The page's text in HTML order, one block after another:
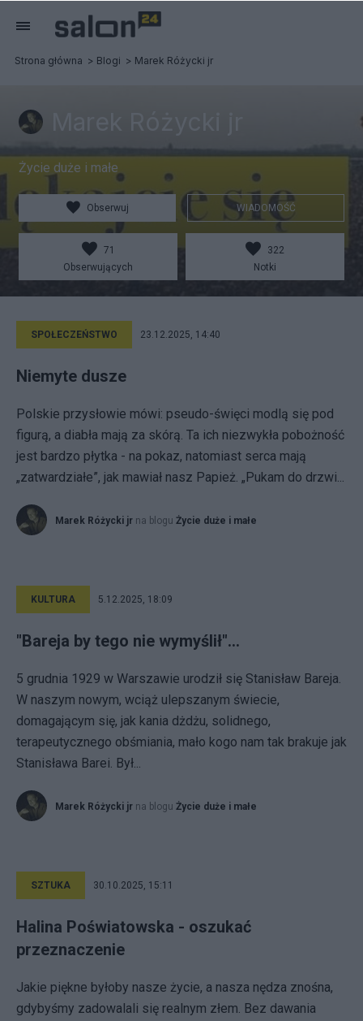
Strona główna Blogi Marek Różycki jr
Życie duże i małe
Obserwuj WIADOMOŚĆ
71
Obserwujących
322
Notki
SPOŁECZEŃSTWO 23.12.2025, 14:40
Niemyte dusze
Polskie przysłowie mówi: pseudo-święci modlą się pod
figurą, a diabła mają za skórą. Ta ich niezwykła pobożność
jest bardzo płytka - na pokaz, natomiast serca mają
„zatwardziałe”, jak mawiał nasz Papież. „Pukam do drzwi...
Marek Różycki jr na blogu Życie duże i małe
KULTURA 5.12.2025, 18:09
"Bareja by tego nie wymyślił"...
5 grudnia 1929 w Warszawie urodził się Stanisław Bareja.
W naszym nowym, wciąż ulepszanym świecie,
domagającym się, jak kania dżdżu, solidnego,
terapeutycznego obśmiania, mało kogo nam tak brakuje jak
Stanisława Barei. Był...
Marek Różycki jr na blogu Życie duże i małe
SZTUKA 30.10.2025, 15:11
Halina Poświatowska - oszukać
przeznaczenie
Jakie piękne byłoby nasze życie, a nasza nędza znośna,
gdybyśmy zadowalali się realnym złem. Bez dawania